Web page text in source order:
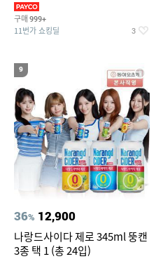
구매 999+
11번가 쇼킹딜 3
9
36% 12,900
나랑드사이다 제로 345ml 뚱캔
3종 택 1 (총 24입)